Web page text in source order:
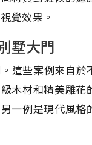
覺效果。
墅大門
這些案例來自
木材和精美雕
一例是現代風